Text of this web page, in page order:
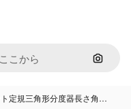
画像で
定規三角形分度器長さ角…